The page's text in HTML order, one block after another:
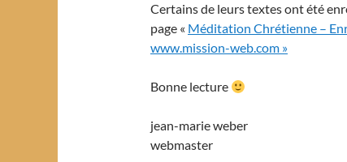
Certains de leurs textes ont été
page « Méditation Chrétienne –
www.mission-web.com »
Bonne lecture
jean-marie weber
webmaster